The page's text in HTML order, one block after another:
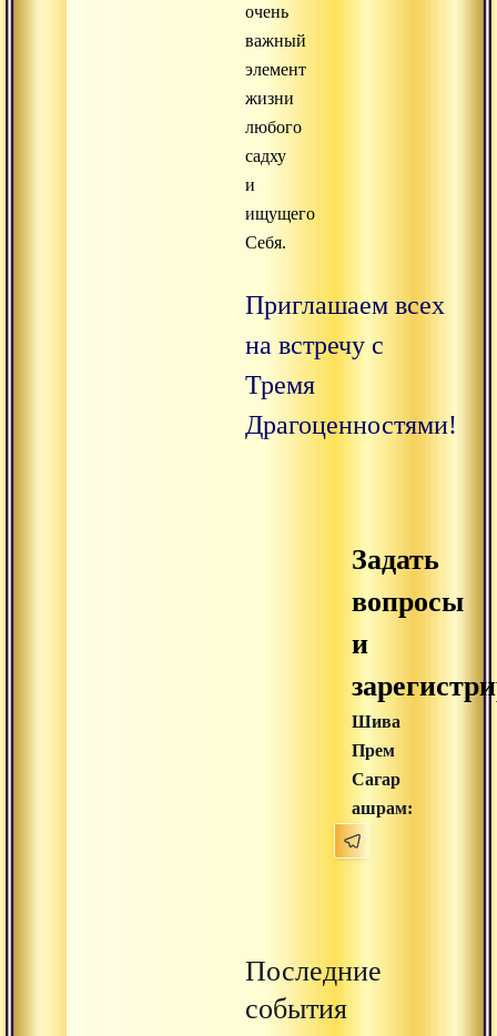
очень
важный
элемент
жизни
любого
садху
и
ищущего
Себя.
Приглашаем всех
на встречу с
Тремя
Драгоценностями!
Задать
вопросы
и
Шива
Прем
Сагар
ашрам:
Последние
события